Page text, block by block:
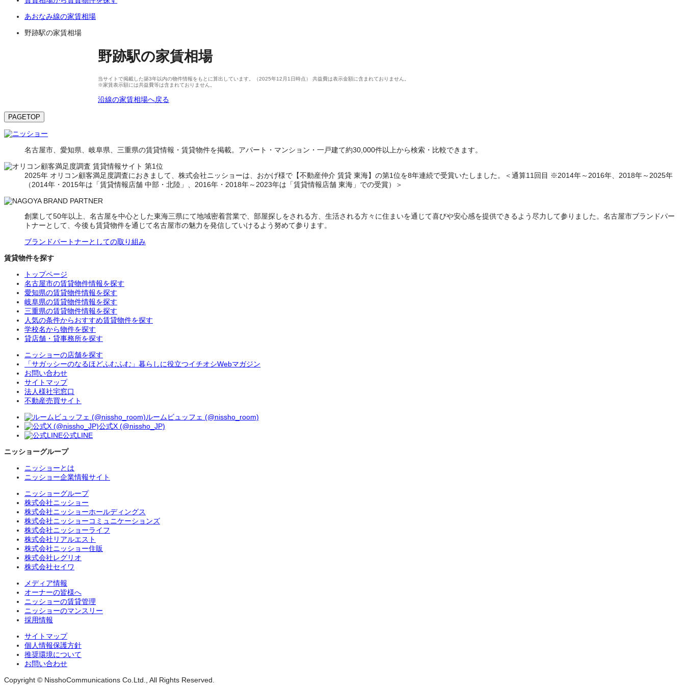
あおなみ線の家賃相場
野跡駅の家賃相場
野跡駅の家賃相場
当サイトで掲載した築3年以内の物件情報をもとに算出しています。（2025年12月1日時点） 共益費は表示金額に含まれておりません。
※家賃表示額には共益費等は含まれておりません。
沿線の家賃相場へ戻る
PAGETOP
名古屋市、愛知県、岐阜県、三重県の賃貸情報・賃貸物件を掲載。アパート・マンション・一戸建て約30,000件以上から検索・比較できます。
2025年 オリコン顧客満足度調査におきまして、株式会社ニッショーは、おかげ様で【不動産仲介 賃貸 東海】の第1位を8年連続で受賞いたしました。＜通算11回目 ※2014年～2016年、2018年～2025年
（2014年・2015年は「賃貸情報店舗 中部・北陸」、2016年・2018年～2023年は「賃貸情報店舗 東海」での受賞）＞
創業して50年以上、名古屋を中心とした東海三県にて地域密着営業で、部屋探しをされる方、生活される方々に住まいを通じて喜びや安心感を提供できるよう尽力して参りました。名古屋市ブランドパー
トナーとして、今後も賃貸物件を通じて名古屋市の魅力を発信していけるよう努めて参ります。
ブランドパートナーとしての取り組み
賃貸物件を探す
トップページ
名古屋市の賃貸物件情報を探す
愛知県の賃貸物件情報を探す
岐阜県の賃貸物件情報を探す
三重県の賃貸物件情報を探す
人気の条件からおすすめ賃貸物件を探す
学校名から物件を探す
貸店舗・貸事務所を探す
ニッショーの店舗を探す
「サガッシーのなるほどふむふむ」暮らしに役立つイチオシWebマガジン
お問い合わせ
サイトマップ
法人様社宅窓口
不動産売買サイト
ルームビュッフェ (@nissho_room)
公式X (@nissho_JP)
公式LINE
ニッショーグループ
ニッショーとは
ニッショー企業情報サイト
ニッショーグループ
株式会社ニッショー
株式会社ニッショーホールディングス
株式会社ニッショーコミュニケーションズ
株式会社ニッショーライフ
株式会社リアルエスト
株式会社ニッショー住販
株式会社レグリオ
株式会社セイワ
メディア情報
オーナーの皆様へ
ニッショーの賃貸管理
ニッショーのマンスリー
採用情報
サイトマップ
個人情報保護方針
推奨環境について
お問い合わせ
Copyright © NisshoCommunications Co.Ltd., All Rights Reserved.